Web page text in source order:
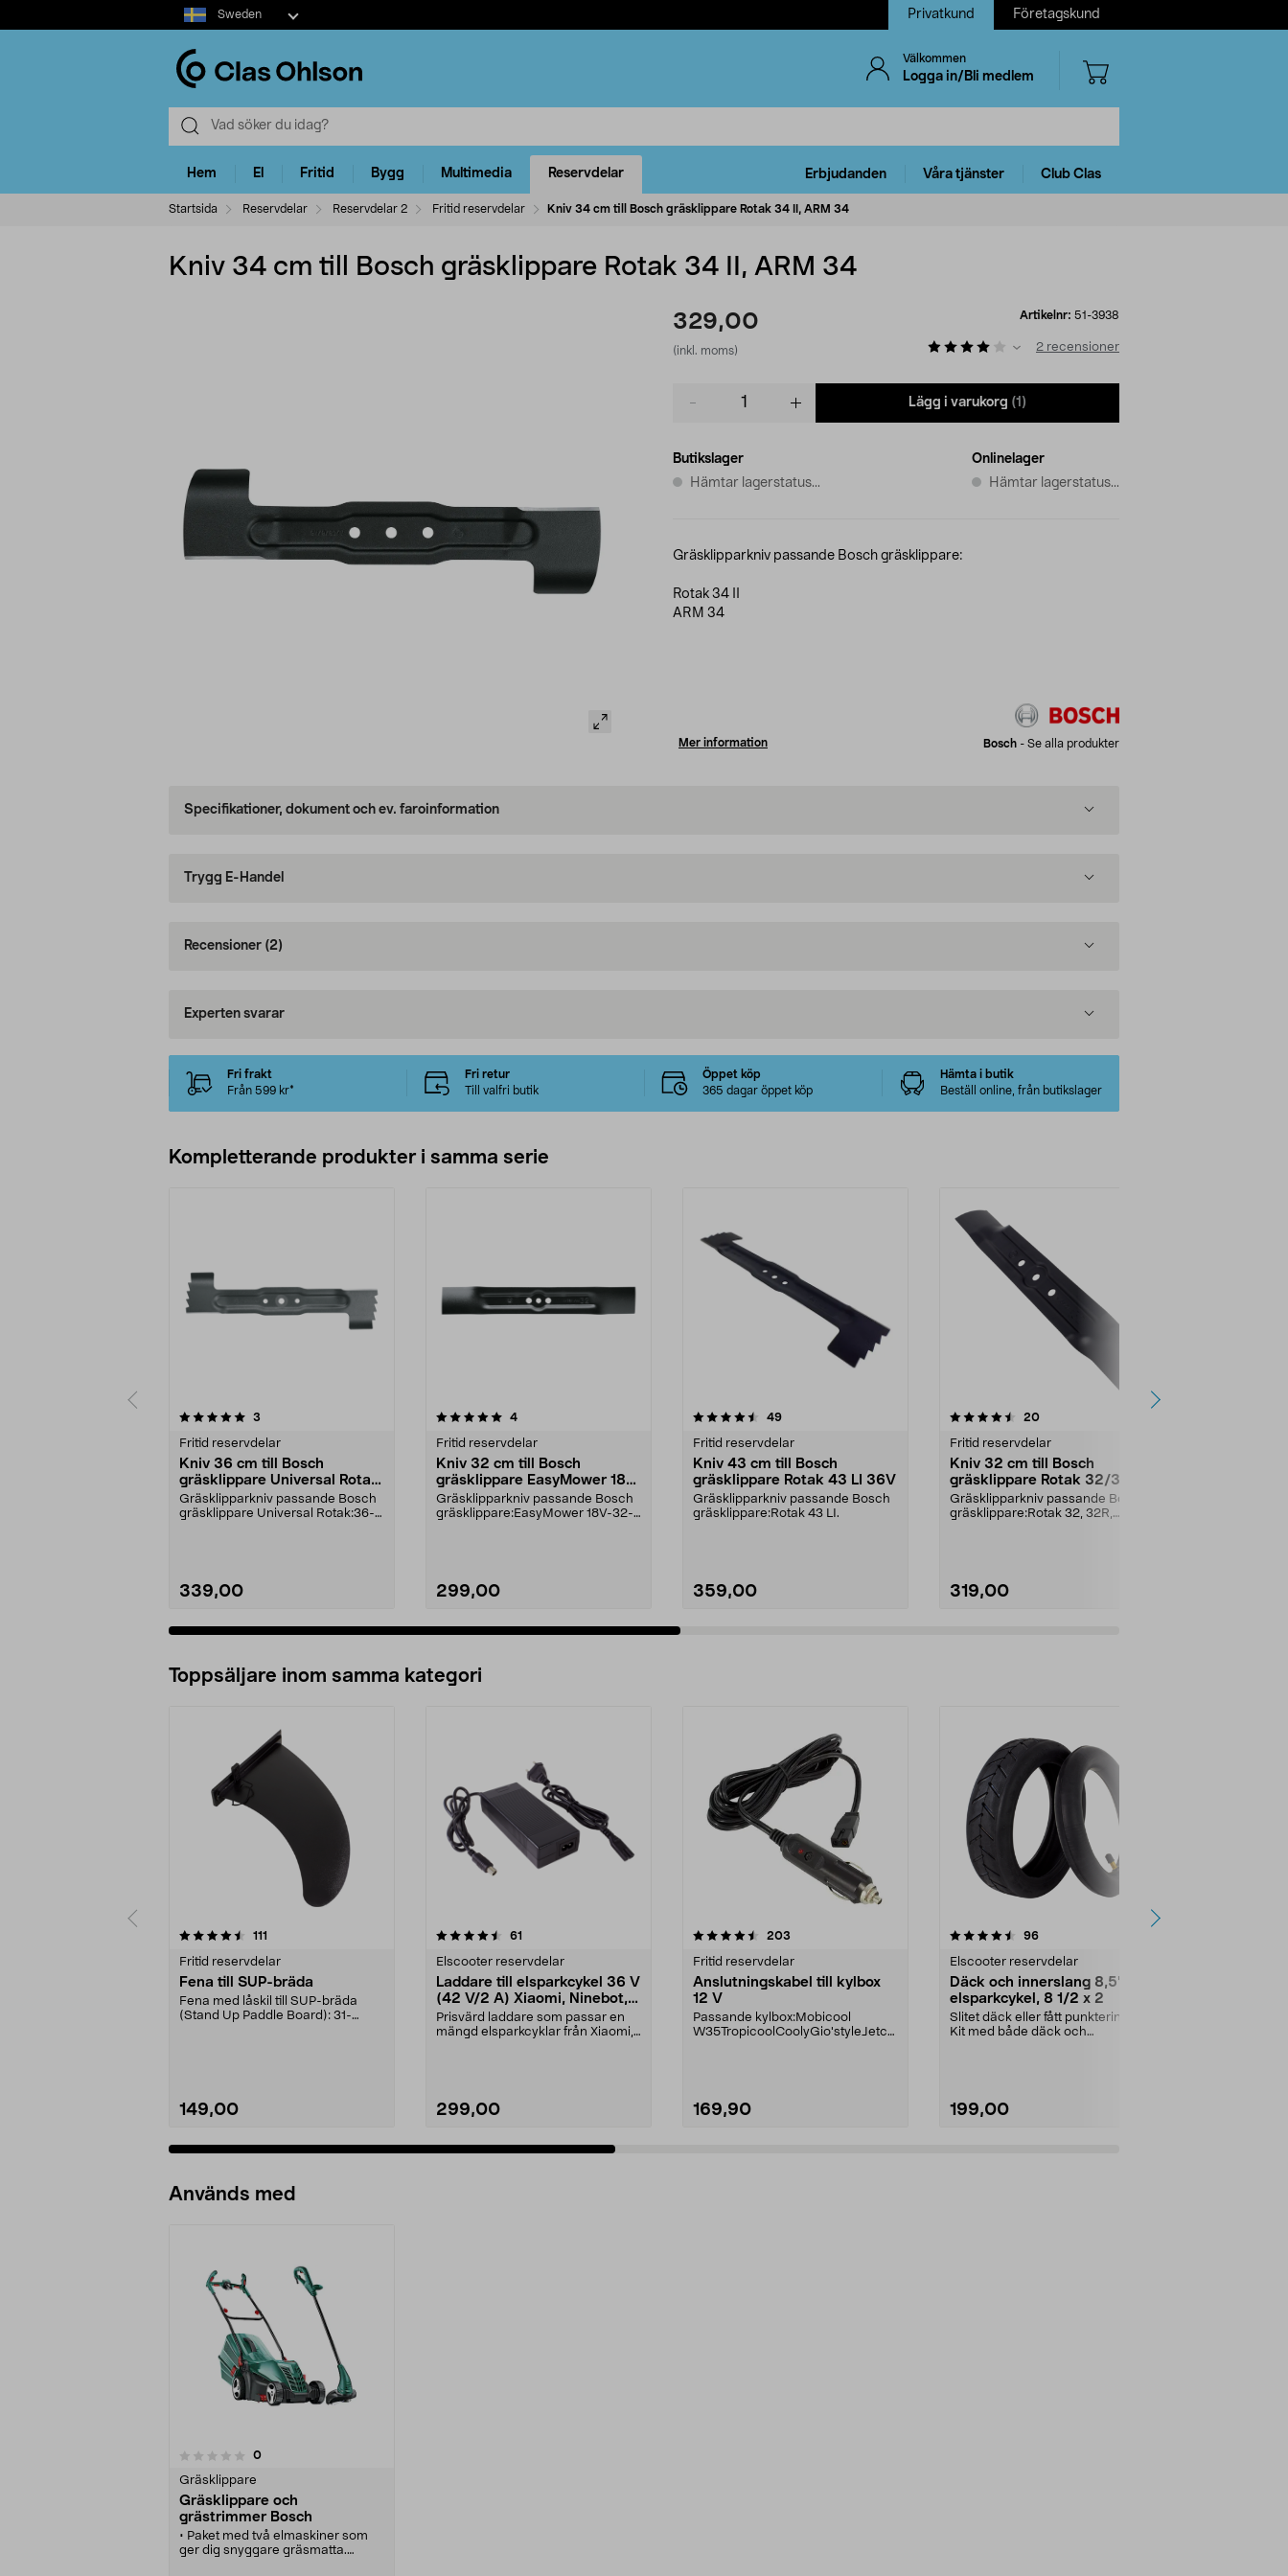
Select
market
Sweden Privatkund Företagskund
Välkommen
Logga in/Bli medlem
Hem El Fritid Bygg Multimedia Reservdelar Erbjudanden Våra tjänster Club Clas
Startsida Reservdelar Reservdelar 2 Fritid reservdelar Kniv 34 cm till Bosch gräsklippare Rotak 34 II, ARM 34
Kniv 34 cm till Bosch gräsklippare Rotak 34 II, ARM 34
329,00
(inkl. moms)
Artikelnr: 51-3938
2 recensioner
Lägg i varukorg (1)
Butikslager
Hämtar lagerstatus...
Onlinelager
Hämtar lagerstatus...
Gräsklipparkniv passande Bosch gräsklippare:
Rotak 34 II
ARM 34
Mer information Bosch - Se alla produkter
Specifikationer, dokument och ev. faroinformation
Trygg E-Handel
Recensioner (2)
Experten svarar
Fri frakt
Från 599 kr*
Fri retur
Till valfri butik
Öppet köp
365 dagar öppet köp
Hämta i butik
Beställ online, från butikslager
Kompletterande produkter i samma serie
3
Fritid reservdelar
Kniv 36 cm till Bosch
gräsklippare Universal Rotak
36V
Gräsklipparkniv passande Bosch
gräsklippare Universal Rotak:36-
339,00
5.0av 5 stjärnor 4recensioner
Fritid reservdelar
Kniv 32 cm till Bosch
gräsklippare EasyMower 18V,
CityMower 18V, Rotak 32 LI
Gräsklipparkniv passande Bosch
gräsklippare:EasyMower 18V-32-
299,00
4.5av 5 stjärnor 49recensioner
Fritid reservdelar
Kniv 43 cm till Bosch
gräsklippare Rotak 43 LI 36V
Gräsklipparkniv passande Bosch
gräsklippare:Rotak 43 LI.
359,00
4.5av 5 stjärnor 20recensioner
Fritid reservdelar
Kniv 32 cm till Bosch
gräsklippare Rotak 32/320,
Arm 32/3200
Gräsklipparkniv passande Bosch
gräsklippare:Rotak 32, 32R,
319,00
4.5av 5 stjärnor
Toppsäljare inom samma kategori
111
Fritid reservdelar
Fena till SUP-bräda
Fena med låskil till SUP-bräda
(Stand Up Paddle Board): 31-
149,00
4.5 av 5 stjärnor 61
Elscooter reservdelar
Laddare till elsparkcykel 36 V
(42 V/2 A) Xiaomi, Ninebot,
E-Way m.fl.
Prisvärd laddare som passar en
mängd elsparkcyklar från Xiaomi,
299,00
4.5 av 5 stjärnor 203
Fritid reservdelar
Anslutningskabel till kylbox
12 V
Passande kylbox:Mobicool
W35TropicoolCoolyGio'styleJetco
169,90
4.5 av 5 stjärnor 96recensioner
Elscooter reservdelar
Däck och innerslang 8,5" till
elsparkcykel, 8 1/2 x 2
Slitet däck eller fått punktering?.
Kit med både däck och
199,00
4.0 av 5 stjärnor
Används med
0recensioner
Gräsklippare
Gräsklippare och
grästrimmer Bosch
• Paket med två elmaskiner som
ger dig snyggare gräsmatta.